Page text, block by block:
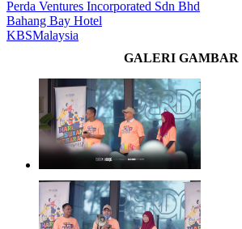
Perda Ventures Incorporated Sdn Bhd
Bahang Bay Hotel
KBSMalaysia
GALERI GAMBAR